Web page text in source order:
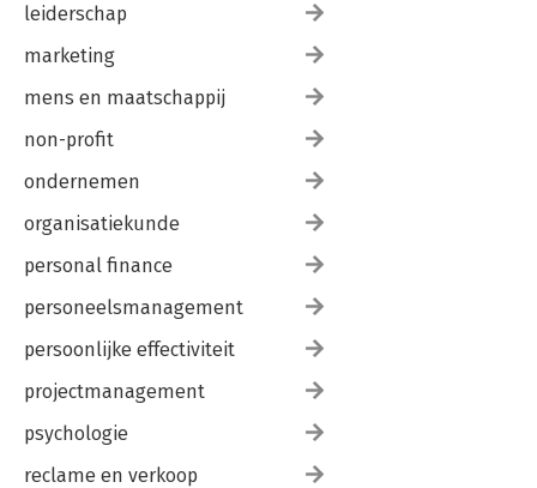
leiderschap
marketing
mens en maatschappij
non-profit
ondernemen
organisatiekunde
personal finance
personeelsmanagement
persoonlijke effectiviteit
projectmanagement
psychologie
reclame en verkoop